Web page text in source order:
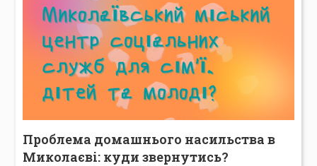
Проблема домашнього насильства в
Миколаєві: куди звернутись?